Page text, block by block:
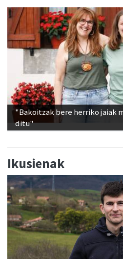
"Bakoitzak bere herriko jaiak
ditu"
Ikusienak